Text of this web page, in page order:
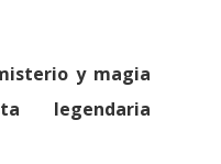
y magia
legendaria